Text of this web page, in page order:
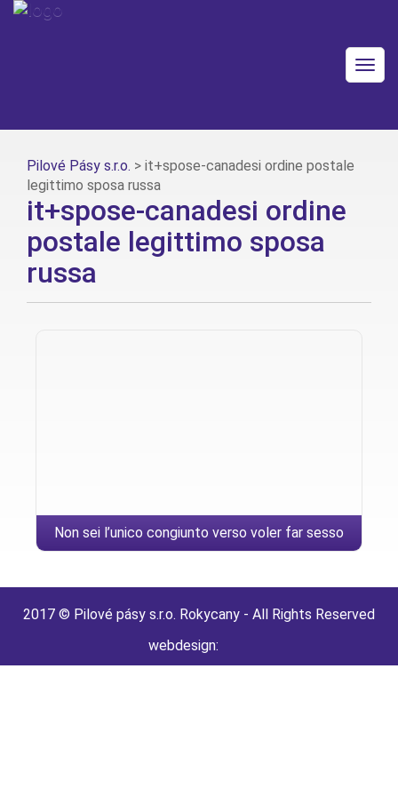
Pilové Pásy s.r.o. > it+spose-canadesi ordine postale
legittimo sposa russa
it+spose-canadesi ordine
postale legittimo sposa
russa
Non sei l’unico congiunto verso voler far sesso
2017 © Pilové pásy s.r.o. Rokycany - All Rights Reserved
webdesign: